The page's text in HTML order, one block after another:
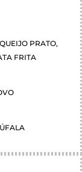
PRATO,
FRITA